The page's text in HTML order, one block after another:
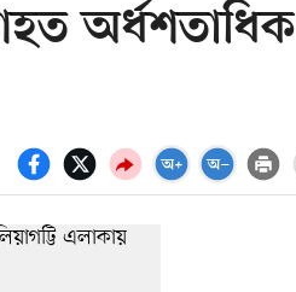
অর্ধশতাধিক